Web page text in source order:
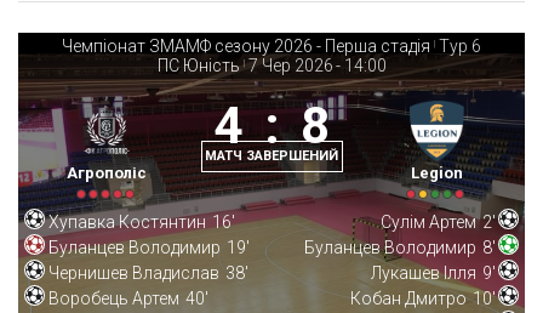
Чемпіонат ЗМАМФ сезону 2026 - Перша стадія | Тур 6
ПС Юність | 7 Чер 2026- 14:00
Агрополіс
4 : 8
МАТЧ ЗАВЕРШЕНИЙ
Legion
Хупавка Костянтин 16'
Буланцев Володимир 19'
Чернишев Владислав 38'
Воробець Артем 40'
Сулім Артем 2'
Буланцев Володимир 8'
Лукашев Ілля 9'
Кобан Дмитро 10'